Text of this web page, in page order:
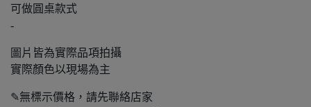
可做圓桌款式
-
圖片皆為實際品項拍攝
實際顏色以現場為主
✎無標示價格，請先聯絡店家